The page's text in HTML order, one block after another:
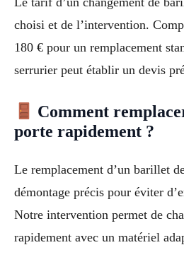
choisi et de l’intervention.
180 € pour un remplacement
serrurier peut établir un devis
Comment
porte rapidement ?
Le remplacement d’un barillet
démontage précis pour éviter
Notre intervention permet de
rapidement avec un matériel